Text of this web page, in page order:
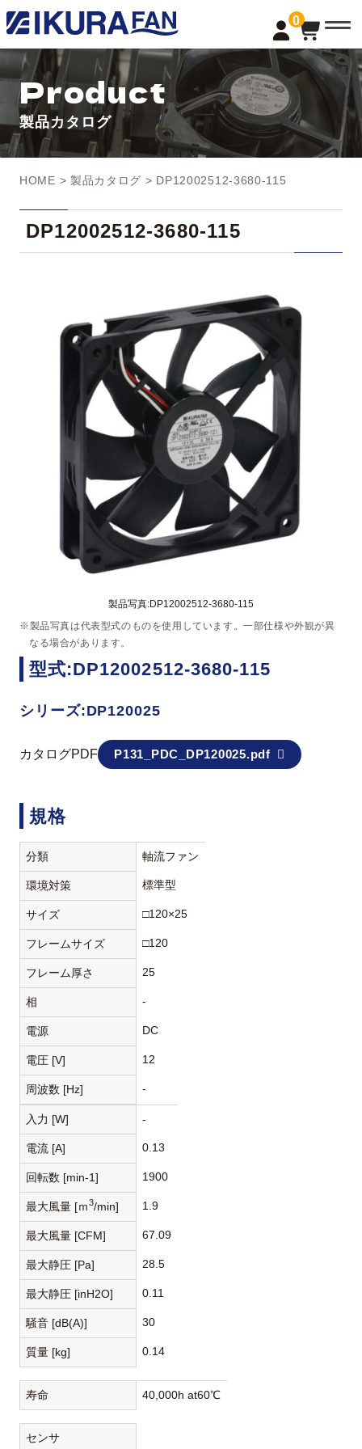
0
t
o
g
l
e
a
v
i
g
a
n
Product
製品カタログ
HOME > 製品カタログ > DP12002512-3680-115
DP12002512-3680-115
製品写真:DP12002512-3680-115
※製品写真は代表型式のものを使用しています。一部仕様や外観が異
なる場合があります。
型式:DP12002512-3680-115
シリーズ:DP120025
カタログPDF P131_PDC_DP120025.pdf
規格
分類 軸流ファン
環境対策 標準型
サイズ □120×25
フレームサイズ □120
フレーム厚さ 25
相 -
電源 DC
電圧 [V] 12
周波数 [Hz] -
入力 [W] -
電流 [A] 0.13
回転数 [min-1] 1900
最大風量 [ｍ3/min] 1.9
最大風量 [CFM] 67.09
最大静圧 [Pa] 28.5
最大静圧 [inH2O] 0.11
騒音 [dB(A)] 30
質量 [kg] 0.14
寿命 40,000h at60℃
センサ